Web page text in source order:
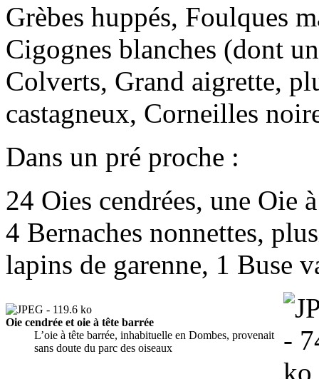
Grèbes huppés, Foulques
Cigognes blanches (dont
Colverts, Grand aigrette,
castagneux, Corneilles
Dans un pré proche :
24 Oies cendrées, une Oie
4 Bernaches nonnettes,
lapins de garenne, 1 Buse
Oie cendrée et oie à tête barrée
L’oie à tête barrée, inhabituelle en Dombes, provenait
sans doute du parc des oiseaux